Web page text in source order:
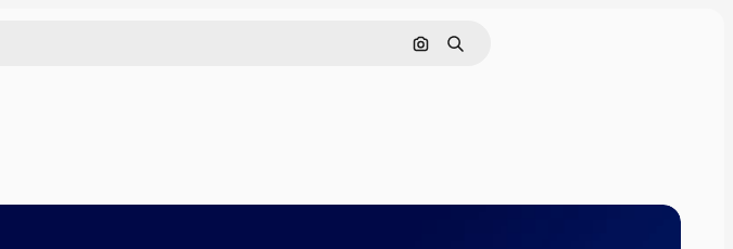
Cerca per immagine
Ricerca